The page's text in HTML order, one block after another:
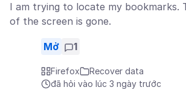
I am trying to locate my bookmarks.
of the screen is gone.
Mở 1
Firefox
Recover data
đã hỏi vào lúc 3 ngày trước